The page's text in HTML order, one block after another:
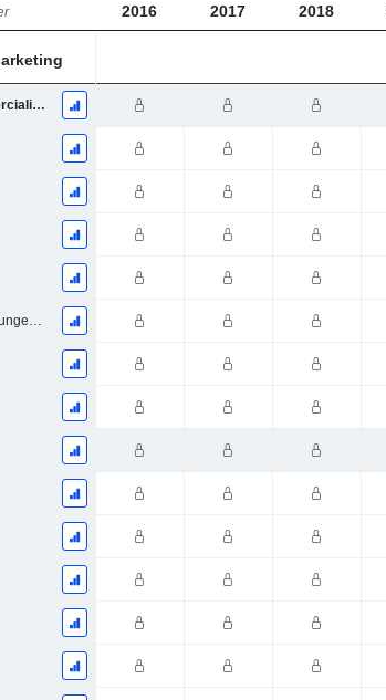
2016 2017 2018
Refining, Transport and Commercialization (RTC)
Geschäftssegmente - Abschreibungen und Wertminderungen